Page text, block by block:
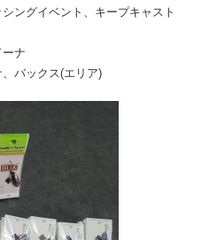
ングイベント、キープキャスト
ナ
バックス(エリア)